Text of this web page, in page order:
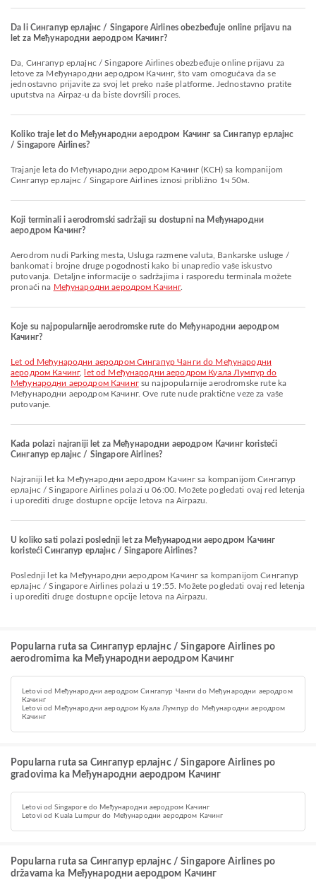
Da li Сингапур ерлајнс / Singapore Airlines obezbeđuje online prijavu na
let za Међународни аеродром Качинг?
Da, Сингапур ерлајнс / Singapore Airlines obezbeđuje online prijavu za
letove za Међународни аеродром Качинг, što vam omogućava da se
jednostavno prijavite za svoj let preko naše platforme. Jednostavno pratite
uputstva na Airpaz-u da biste dovršili proces.
Koliko traje let do Међународни аеродром Качинг sa Сингапур ерлајнс
/ Singapore Airlines?
Trajanje leta do Међународни аеродром Качинг (KCH) sa kompanijom
Сингапур ерлајнс / Singapore Airlines iznosi približno 1ч 50м.
Koji terminali i aerodromski sadržaji su dostupni na Међународни
аеродром Качинг?
Aerodrom nudi Parking mesta, Usluga razmene valuta, Bankarske usluge /
bankomat i brojne druge pogodnosti kako bi unapredio vaše iskustvo
putovanja. Detaljne informacije o sadržajima i rasporedu terminala možete
pronaći na Међународни аеродром Качинг.
Koje su najpopularnije aerodromske rute do Међународни аеродром
Качинг?
let od Међународни аеродром Сингапур Чанги do Међународни
аеродром Качинг,
let od Међународни аеродром Куала Лумпур do
Међународни аеродром Качингsu najpopularnije aerodromske rute ka
Међународни аеродром Качинг. Ove rute nude praktične veze za vaše
putovanje.
Kada polazi najraniji let za Међународни аеродром Качинг koristeći
Сингапур ерлајнс / Singapore Airlines?
Najraniji let ka Међународни аеродром Качинг sa kompanijom Сингапур
ерлајнс / Singapore Airlines polazi u 06:00. Možete pogledati ovaj red letenja
i uporediti druge dostupne opcije letova na Airpazu.
U koliko sati polazi poslednji let za Међународни аеродром Качинг
koristeći Сингапур ерлајнс / Singapore Airlines?
Poslednji let ka Међународни аеродром Качинг sa kompanijom Сингапур
ерлајнс / Singapore Airlines polazi u 19:55. Možete pogledati ovaj red letenja
i uporediti druge dostupne opcije letova na Airpazu.
Popularna ruta sa Сингапур ерлајнс / Singapore Airlines po
aerodromima ka Међународни аеродром Качинг
Letovi od Међународни аеродром Сингапур Чанги do Међународни аеродром
Качинг
Letovi od Међународни аеродром Куала Лумпур do Међународни аеродром
Качинг
Popularna ruta sa Сингапур ерлајнс / Singapore Airlines po
gradovima ka Међународни аеродром Качинг
Letovi od Singapore do Међународни аеродром Качинг
Letovi od Kuala Lumpur do Међународни аеродром Качинг
Popularna ruta sa Сингапур ерлајнс / Singapore Airlines po
državama ka Међународни аеродром Качинг